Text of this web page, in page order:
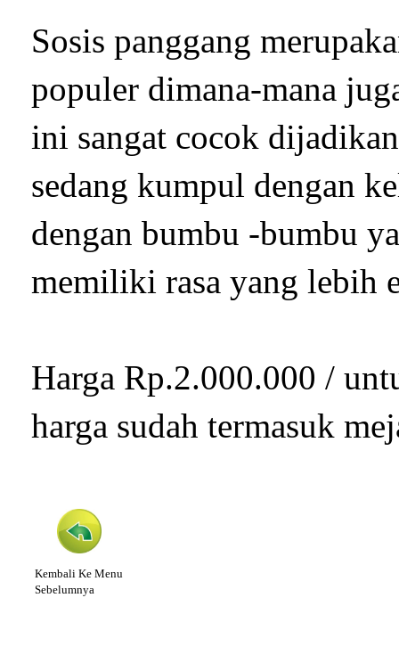
Sosis panggang
populer dimana-mana
ini sangat cocok
sedang kumpul dengan
dengan bumbu -bumbu
memiliki rasa yang lebih
Harga Rp.2.000.000 /
harga sudah termasuk
Kembali Ke Menu
Sebelumnya